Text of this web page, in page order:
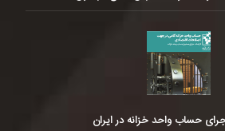
حساب واحد خزانه در ایران